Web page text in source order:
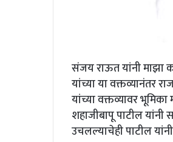
संजय राऊत यांनी
यांच्या या वक्तव्यानंतर
यांच्या वक्तव्यावर
शहाजीबापू पाटील
उचलल्याचेही पाटील